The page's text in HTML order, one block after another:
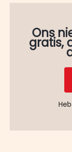
Ons
gratis,